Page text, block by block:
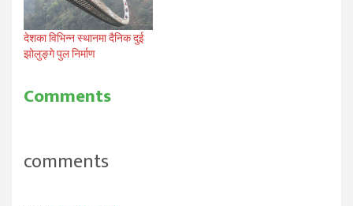
देशका विभिन्न स्थानमा दैनिक दुई
झोलुङ्गे पुल निर्माण
Comments
comments